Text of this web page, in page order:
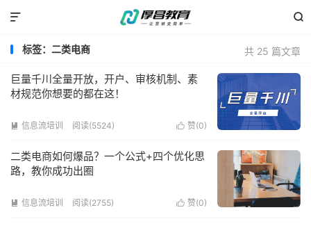


共 25 篇文章
标签：二类电商
巨量千川全量开放，开户、审核机制、素
材规范你想要的都在这！
 赞(0)
 信息流培训 阅读(5524)
二类电商如何爆品？一个公式+四个优化思
路，教你成功出圈
 赞(0)
 信息流培训 阅读(2755)